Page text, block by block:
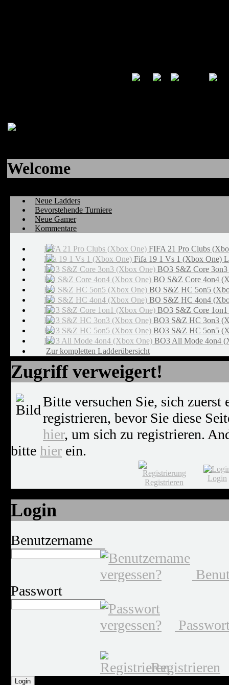
Welcome
Neue Ladders
Bevorstehende Turniere
Neue Gamer
Kommentare
FIFA 21 Pro Clubs
Fifa 19 1 Vs 1 (Xbox One)
BO3 S&Z Core
BO S&Z Core 4on4
BO S&Z HC 5on5
BO S&Z HC 4on4
BO3 S&Z Core
BO3 S&Z HC 3on3
BO3 S&Z HC 5on5
BO3 All Mode 4on4
Zur kompletten Ladderübersicht
Zugriff verweigert!
Bitte versuchen Sie, sich zuerst
registrieren, bevor Sie diese
hier, um sich zu registrieren.
bitte hier ein.
Registrieren Login
Login
Benutzername
Passwort
Registrieren